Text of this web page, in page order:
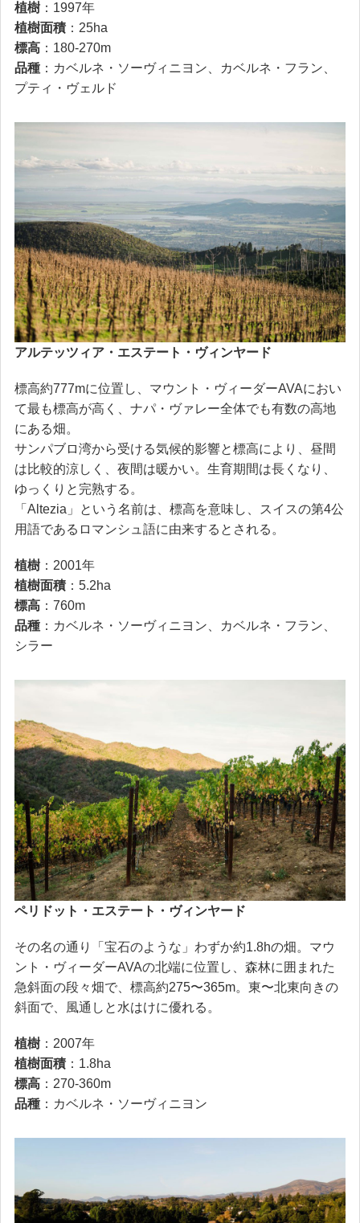
植樹 ：1997年
植樹面積 ：25ha
標高 ：180-270m
品種 ：カベルネ・ソーヴィニヨン、カベルネ・フラン、
プティ・ヴェルド
アルテッツィア・エステート・ヴィンヤード
標高約777mに位置し、マウント・ヴィーダーAVAにおい
て最も標高が高く、ナパ・ヴァレー全体でも有数の高地
にある畑。
サンパブロ湾から受ける気候的影響と標高により、昼間
は比較的涼しく、夜間は暖かい。生育期間は長くなり、
ゆっくりと完熟する。
「Altezia」という名前は、標高を意味し、スイスの第4公
用語であるロマンシュ語に由来するとされる。
植樹 ：2001年
植樹面積 ：5.2ha
標高 ：760m
品種 ：カベルネ・ソーヴィニヨン、カベルネ・フラン、
シラー
ペリドット・エステート・ヴィンヤード
その名の通り「宝石のような」わずか約1.8hの畑。マウ
ント・ヴィーダーAVAの北端に位置し、森林に囲まれた
急斜面の段々畑で、標高約275〜365m。東〜北東向きの
斜面で、風通しと水はけに優れる。
植樹 ：2007年
植樹面積 ：1.8ha
標高 ：270-360m
品種 ：カベルネ・ソーヴィニヨン